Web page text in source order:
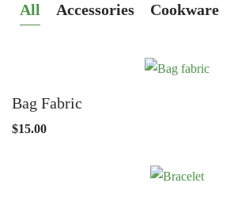
All Accessories Cookware
Bag Fabric
$15.00